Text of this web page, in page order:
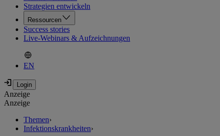
Strategien entwickeln
Ressourcen
Success stories
Live-Webinars & Aufzeichnungen
EN
Anzeige
Anzeige
Themen›
Infektionskrankheiten›